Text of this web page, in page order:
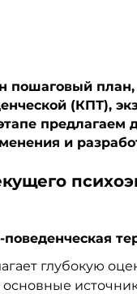
пошаговый
(КПТ),
предлагаем
и
глубокую